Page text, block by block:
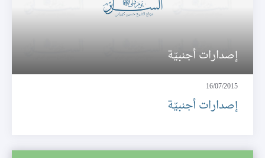
إصدارات أجنبيّة
16/07/2015
إصدارات أجنبيّة